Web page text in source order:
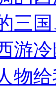
三
游
物